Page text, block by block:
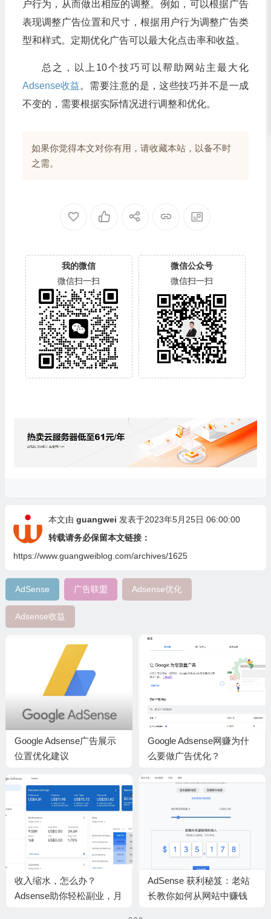
户行为，从而做出相应的调整。例如，可以根据广告
表现调整广告位置和尺寸，根据用户行为调整广告类
型和样式。定期优化广告可以最大化点击率和收益。
总之，以上10个技巧可以帮助网站主最大化
Adsense收益。需要注意的是，这些技巧并不是一成
不变的，需要根据实际情况进行调整和优化。
如果你觉得本文对你有用，请收藏本站，以备不时
之需。
我的微信
微信扫一扫
微信公众号
微信扫一扫
本文由 guangwei 发表于2023年5月25日 06:00:00
转载请务必保留本文链接：
https://www.guangweiblog.com/archives/1625
AdSense 广告联盟 Adsense优化
Adsense收益
Google Adsense广告展示
位置优化建议
Google Adsense网赚为什
么要做广告优化？
收入缩水，怎么办？
Adsense助你轻松副业，月
AdSense 获利秘笈：老站
长教你如何从网站中赚钱